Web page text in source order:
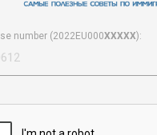
number (2022EU000XXXXX):